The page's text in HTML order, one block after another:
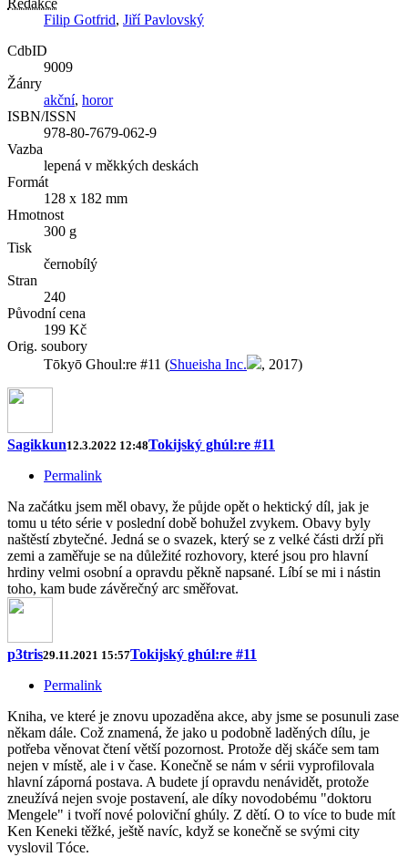
Redakce
Filip Gotfrid, Jiří Pavlovský
CdbID
9009
Žánry
akční, horor
ISBN/ISSN
978-80-7679-062-9
Vazba
lepená v měkkých deskách
Formát
128 x 182 mm
Hmotnost
300 g
Tisk
černobílý
Stran
240
Původní cena
199 Kč
Orig. soubory
Tōkyō Ghoul:re #11 (Shueisha Inc. , 2017)
Sagikkun12.3.2022 12:48Tokijský ghúl:re #11
Permalink
Na začátku jsem měl obavy, že půjde opět o hektický díl, jak je
tomu u této série v poslední době bohužel zvykem. Obavy byly
naštěstí zbytečné. Jedná se o svazek, který se z velké části drží při
zemi a zaměřuje se na důležité rozhovory, které jsou pro hlavní
hrdiny velmi osobní a opravdu pěkně napsané. Líbí se mi i nástin
toho, kam bude závěrečný arc směřovat.
p3tris29.11.2021 15:57Tokijský ghúl:re #11
Permalink
Kniha, ve které je znovu upozaděna akce, aby jsme se posunuli zase
někam dále. Což znamená, že jako u podobně laděných dílu, je
potřeba věnovat čtení větší pozornost. Protože děj skáče sem tam
nejen v místě, ale i v čase. Konečně se nám v sérii vyprofilovala
hlavní záporná postava. A budete jí opravdu nenávidět, protože
zneužívá nejen svoje postavení, ale díky novodobému "doktoru
Mengele" i tvoří nové poloviční ghúly. Z dětí. O to více to bude mít
Ken Keneki těžké, ještě navíc, když se konečně se svými city
vyslovil Tóce.